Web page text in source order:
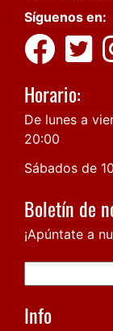
Síguenos en:
Horario:
De lunes a
20:00
Sábados de
Boletín de
¡Apúntate a
Info